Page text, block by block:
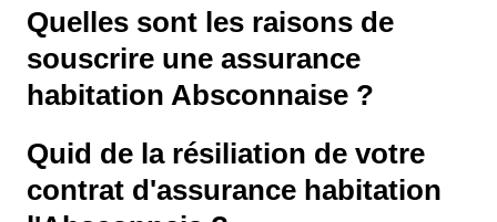
Quelles sont les raisons de
souscrire une assurance
habitation Absconnaise ?
Quid de la résiliation de votre
contrat d'assurance habitation